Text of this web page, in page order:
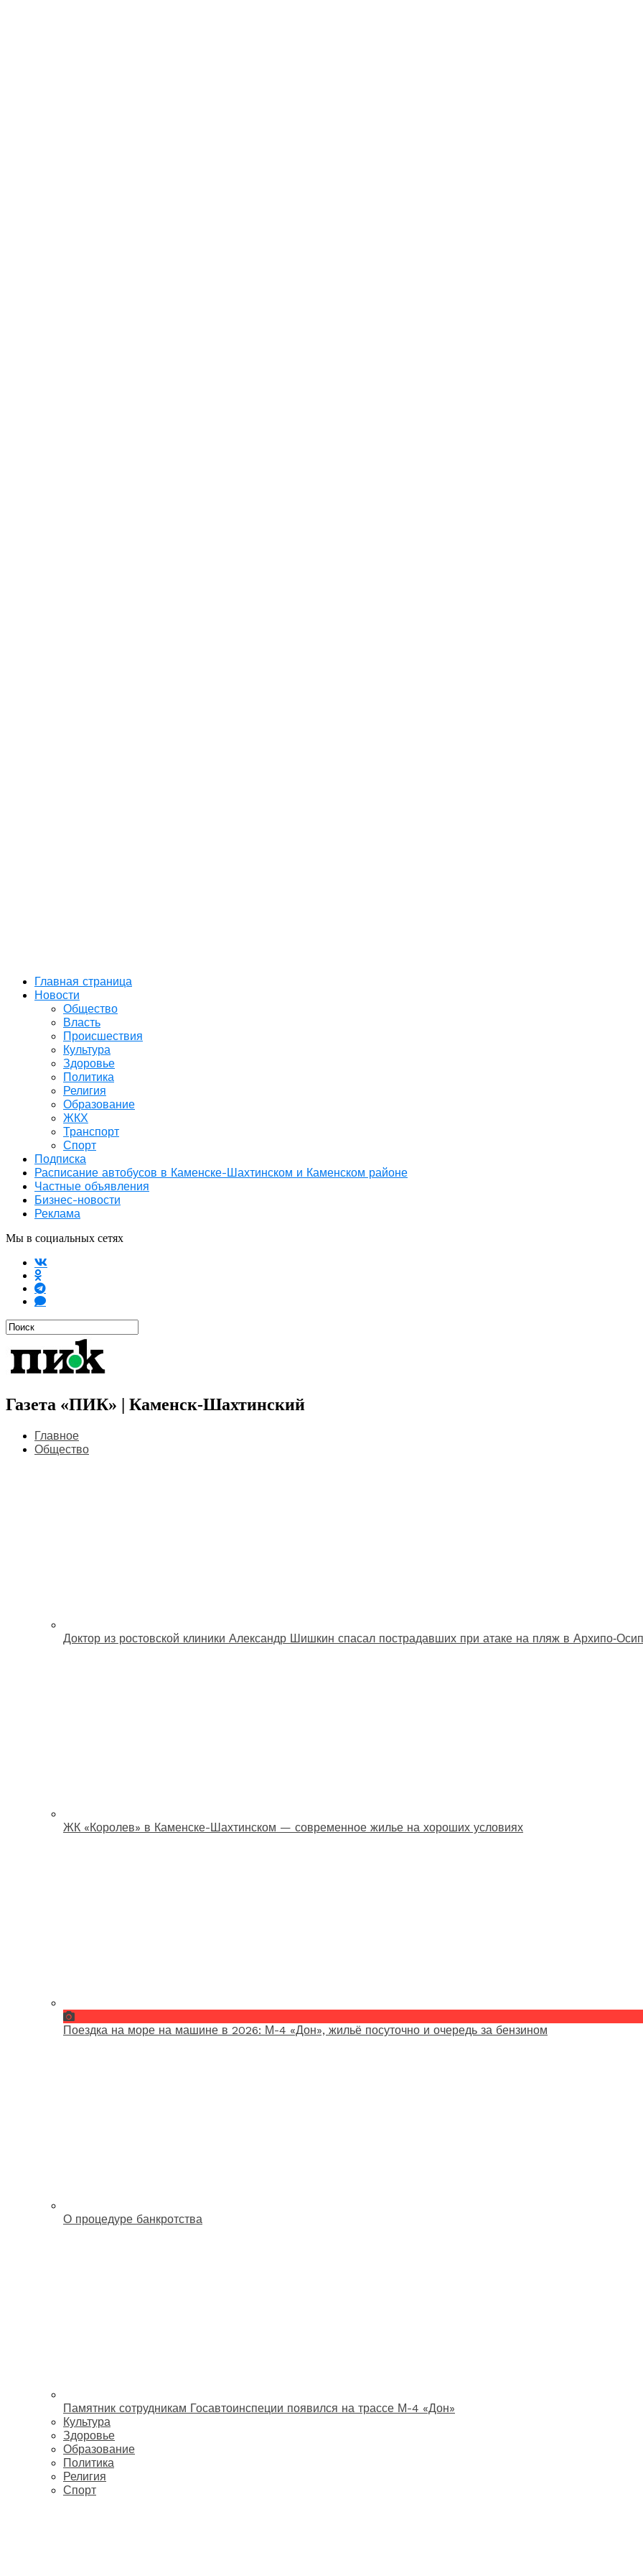
Главная страница
Новости
Общество
Власть
Происшествия
Культура
Здоровье
Политика
Религия
Образование
ЖКХ
Транспорт
Спорт
Подписка
Расписание автобусов в Каменске-Шахтинском и Каменском районе
Частные объявления
Бизнес-новости
Реклама
Мы в социальных сетях
Газета «ПИК» | Каменск-Шахтинский
Главное
Общество
Доктор из ростовской клиники Александр Шишкин спасал пострадавших при атаке на пляж в
ЖК «Королев» в Каменске-Шахтинском — современное жилье на хороших условиях
Поездка на море на машине в 2026: М-4 «Дон», жильё посуточно и очередь за бензином
О процедуре банкротства
Памятник сотрудникам Госавтоинспеции появился на трассе М-4 «Дон»
Культура
Здоровье
Образование
Политика
Религия
Спорт